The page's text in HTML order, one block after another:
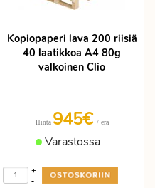
Kopiopaperi lava 200 riisiä
40 laatikkoa A4 80g
valkoinen Clio
Hinta 945€ / erä
Varastossa
-
+